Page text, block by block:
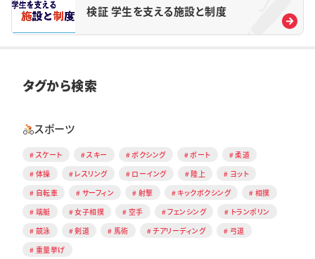
検証 学生を支える施設と制度
タグから検索
スポーツ
スケート スキー ボクシング ボート
柔道
体操
レスリング ローイング 陸上
ヨット
自転車
サーフィン 射撃 キックボクシング
相撲
端艇
女子相撲 空手 フェンシング
トランポリン
競泳
剣道 馬術 チアリーディング
弓道
重量挙げ